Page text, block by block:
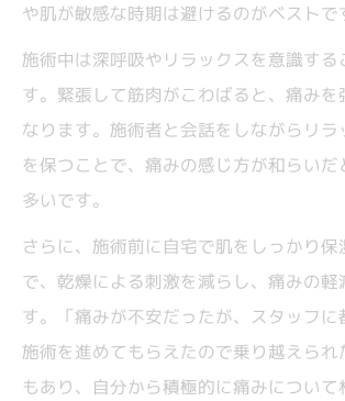
や肌が敏感な時期は避けるのがベストで
施術中は深呼吸やリラックスを意識する
す。緊張して筋肉がこわばると、痛みを
なります。施術者と会話をしながらリラ
を保つことで、痛みの感じ方が和らいだ
多いです。
さらに、施術前に自宅で肌をしっかり保
で、乾燥による刺激を減らし、痛みの軽
す。「痛みが不安だったが、スタッフに
施術を進めてもらえたので乗り越えられ
もあり、自分から積極的に痛みについて